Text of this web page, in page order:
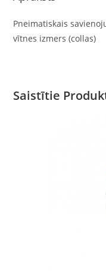
Pneimatiskais
vītnes izmers (collas)
Saistītie